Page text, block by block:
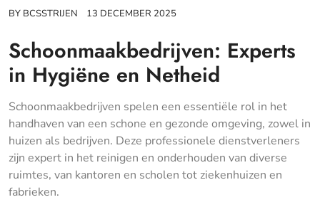
BY BCSSTRIJEN 13 DECEMBER 2025
Schoonmaakbedrijven: Experts
in Hygiëne en Netheid
Schoonmaakbedrijven spelen een essentiële rol in het
handhaven van een schone en gezonde omgeving, zowel in
huizen als bedrijven. Deze professionele dienstverleners
zijn expert in het reinigen en onderhouden van diverse
ruimtes, van kantoren en scholen tot ziekenhuizen en
fabrieken.